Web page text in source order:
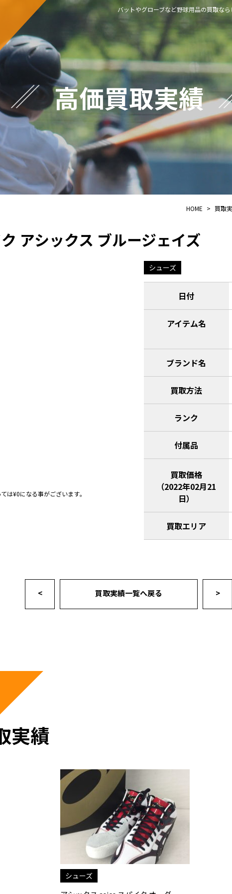
バットやグローブなど野球用品の買取な
高価買取実績
HOME > 買取
アシックス ブルージェイズ
は¥0になる事がございます｡
シューズ
日付
アイテム名
ブランド名
買取方法
ランク
付属品
買取価格
（2022年02月21
日）
買取エリア
< 買取実績一覧へ戻る >
実績
シューズ